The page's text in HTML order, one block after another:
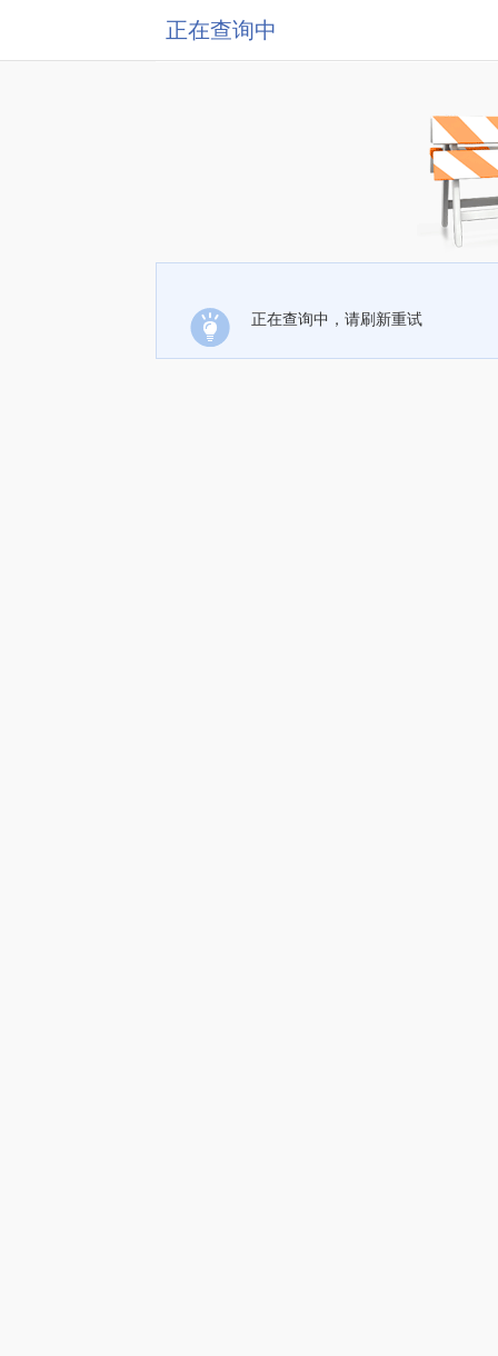
正在查询中
正在查询中，请刷新重试